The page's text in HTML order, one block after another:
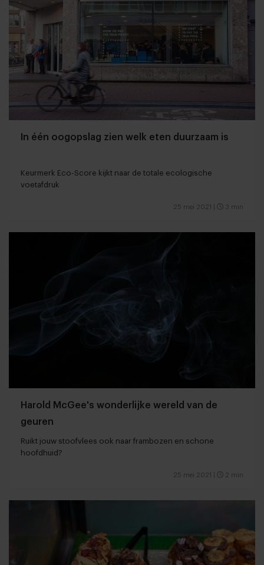
In één oogopslag zien welk eten duurzaam is
Keurmerk Eco-Score kijkt naar de totale ecologische
voetafdruk
25 mei 2021 3 min
Harold McGee's wonderlijke wereld van de
geuren
Ruikt jouw stoofvlees ook naar frambozen en schone
hoofdhuid?
25 mei 2021 2 min